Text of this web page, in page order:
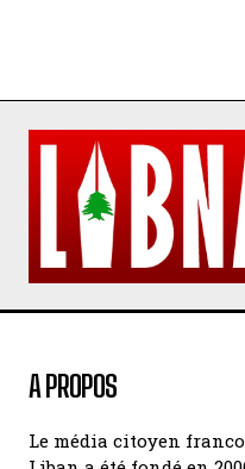
A PROPOS
Le média citoyen